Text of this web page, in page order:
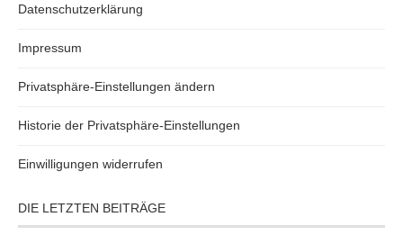
Datenschutzerklärung
Impressum
Privatsphäre-Einstellungen ändern
Historie der Privatsphäre-Einstellungen
Einwilligungen widerrufen
DIE LETZTEN BEITRÄGE